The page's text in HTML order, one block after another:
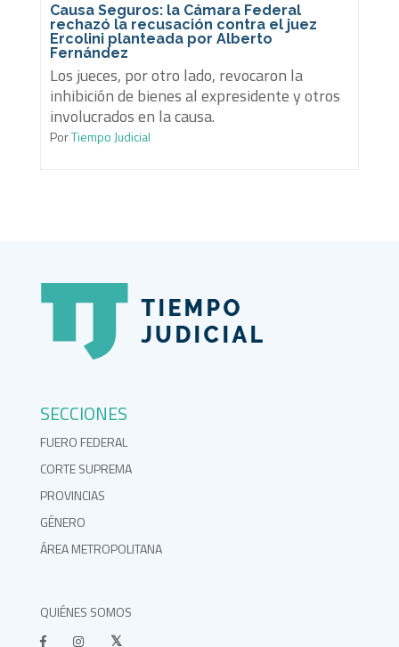
Causa Seguros: la Cámara Federal
rechazó la recusación contra el juez
Ercolini planteada por Alberto
Fernández
Los jueces, por otro lado, revocaron la
inhibición de bienes al expresidente y otros
involucrados en la causa.
PorTiempo Judicial
SECCIONES
FUERO FEDERAL
CORTE SUPREMA
PROVINCIAS
GÉNERO
ÁREA METROPOLITANA
QUIÉNES SOMOS